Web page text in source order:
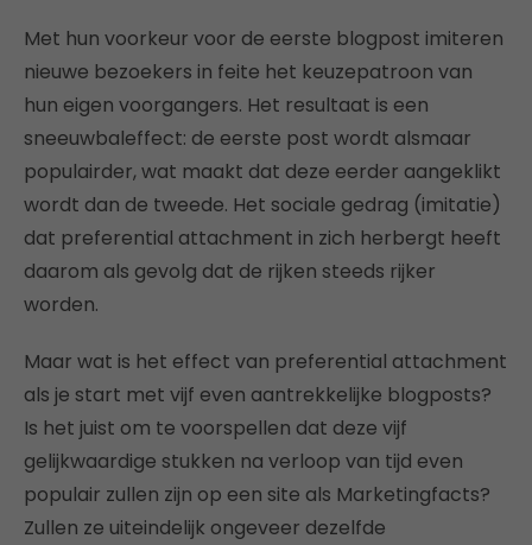
Met hun voorkeur voor de eerste blogpost imiteren
nieuwe bezoekers in feite het keuzepatroon van
hun eigen voorgangers. Het resultaat is een
sneeuwbaleffect: de eerste post wordt alsmaar
populairder, wat maakt dat deze eerder aangeklikt
wordt dan de tweede. Het sociale gedrag (imitatie)
dat preferential attachment in zich herbergt heeft
daarom als gevolg dat de rijken steeds rijker
worden.
Maar wat is het effect van preferential attachment
als je start met vijf even aantrekkelijke blogposts?
Is het juist om te voorspellen dat deze vijf
gelijkwaardige stukken na verloop van tijd even
populair zullen zijn op een site als Marketingfacts?
Zullen ze uiteindelijk ongeveer dezelfde